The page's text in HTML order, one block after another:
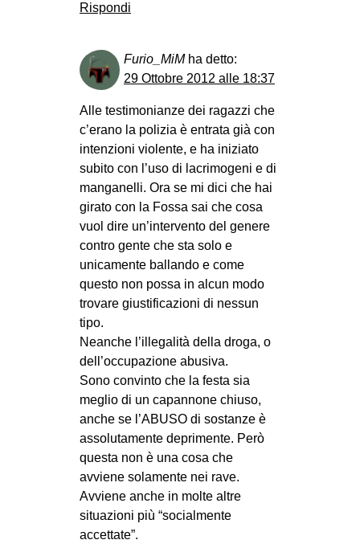
Rispondi
Furio_MiM ha detto:
29 Ottobre 2012 alle 18:37
Alle testimonianze dei ragazzi che
c’erano la polizia è entrata già con
intenzioni violente, e ha iniziato
subito con l’uso di lacrimogeni e di
manganelli. Ora se mi dici che hai
girato con la Fossa sai che cosa
vuol dire un’intervento del genere
contro gente che sta solo e
unicamente ballando e come
questo non possa in alcun modo
trovare giustificazioni di nessun
tipo.
Neanche l’illegalità della droga, o
dell’occupazione abusiva.
Sono convinto che la festa sia
meglio di un capannone chiuso,
anche se l’ABUSO di sostanze è
assolutamente deprimente. Però
questa non è una cosa che
avviene solamente nei rave.
Avviene anche in molte altre
situazioni più “socialmente
accettate”.